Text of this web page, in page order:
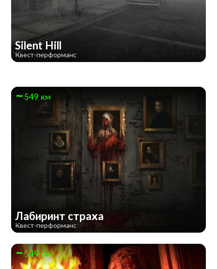
Silent Hill
Квест-перформанс
549 км
Лабиринт страха
Квест-перформанс
549 км